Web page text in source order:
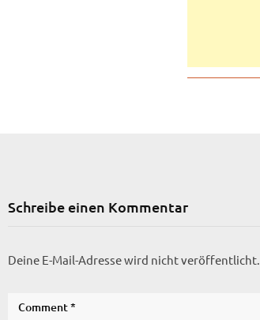
Schreibe einen Kommentar
Deine E-Mail-Adresse wird nicht veröffentlicht.